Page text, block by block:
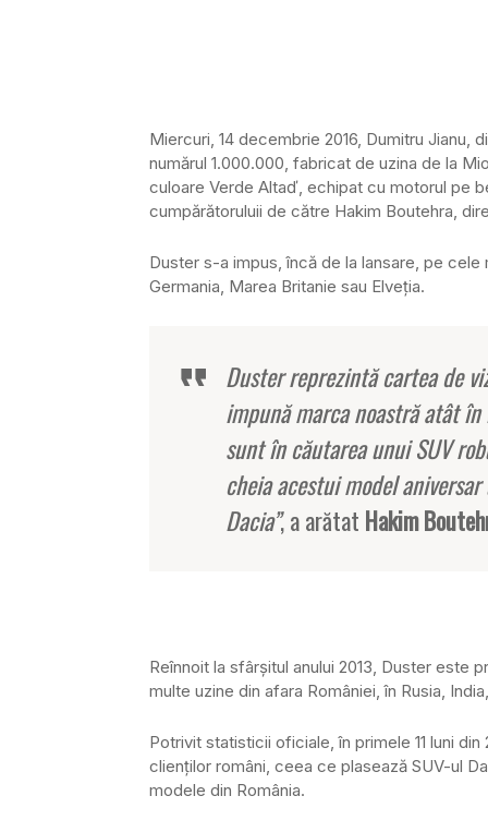
Miercuri, 14 decembrie 2016, Dumitru Jianu,
numărul 1.000.000, fabricat de uzina de la
culoare Verde Altaď, echipat cu motorul pe
cumpărătoruluii de către Hakim Boutehra,
Duster s-a impus, încă de la lansare, pe
Germania, Marea Britanie sau Elveţia.
Duster reprezintă cartea de
impună marca noastră atât
sunt în căutarea unui SUV
cheia acestui model
Dacia”, a arătat Hakim
Reînnoit la sfârşitul anului 2013, Duster este
multe uzine din afara României, în Rusia,
Potrivit statisticii oficiale, în primele 11 luni
clienţilor români, ceea ce plasează SUV-ul
modele din România.